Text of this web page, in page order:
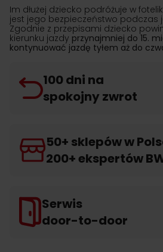
Im dłużej dziecko podróżuje w
jest jego bezpieczeństwo
Zgodnie z przepisami dziecko
kierunku jazdy przynajmniej do 15.
kontynuować jazdę tyłem aż do
100 dni na
spokojny zwrot
50+ sklepów w
200+ ekspertów
Serwis
door-to-door